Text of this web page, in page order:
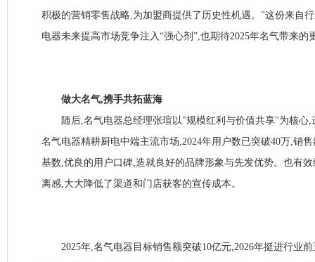
积极的营销零售战略,为加盟商提供了历史性机遇。"这份来自
电器未来提高市场竞争注入“强心剂”,也期待2025年名气带来的
做大名气,携手共拓蓝海
随后,名气电器总经理张瑄以"规模红利与价值共享"为核心,
名气电器精耕厨电中端主流市场,2024年用户数已突破40万,销
基数,优良的用户口碑,造就良好的品牌形象与先发优势。也有
离感,大大降低了渠道和门店获客的宣传成本。
2025年,名气电器目标销售额突破10亿元,2026年挺进行业前